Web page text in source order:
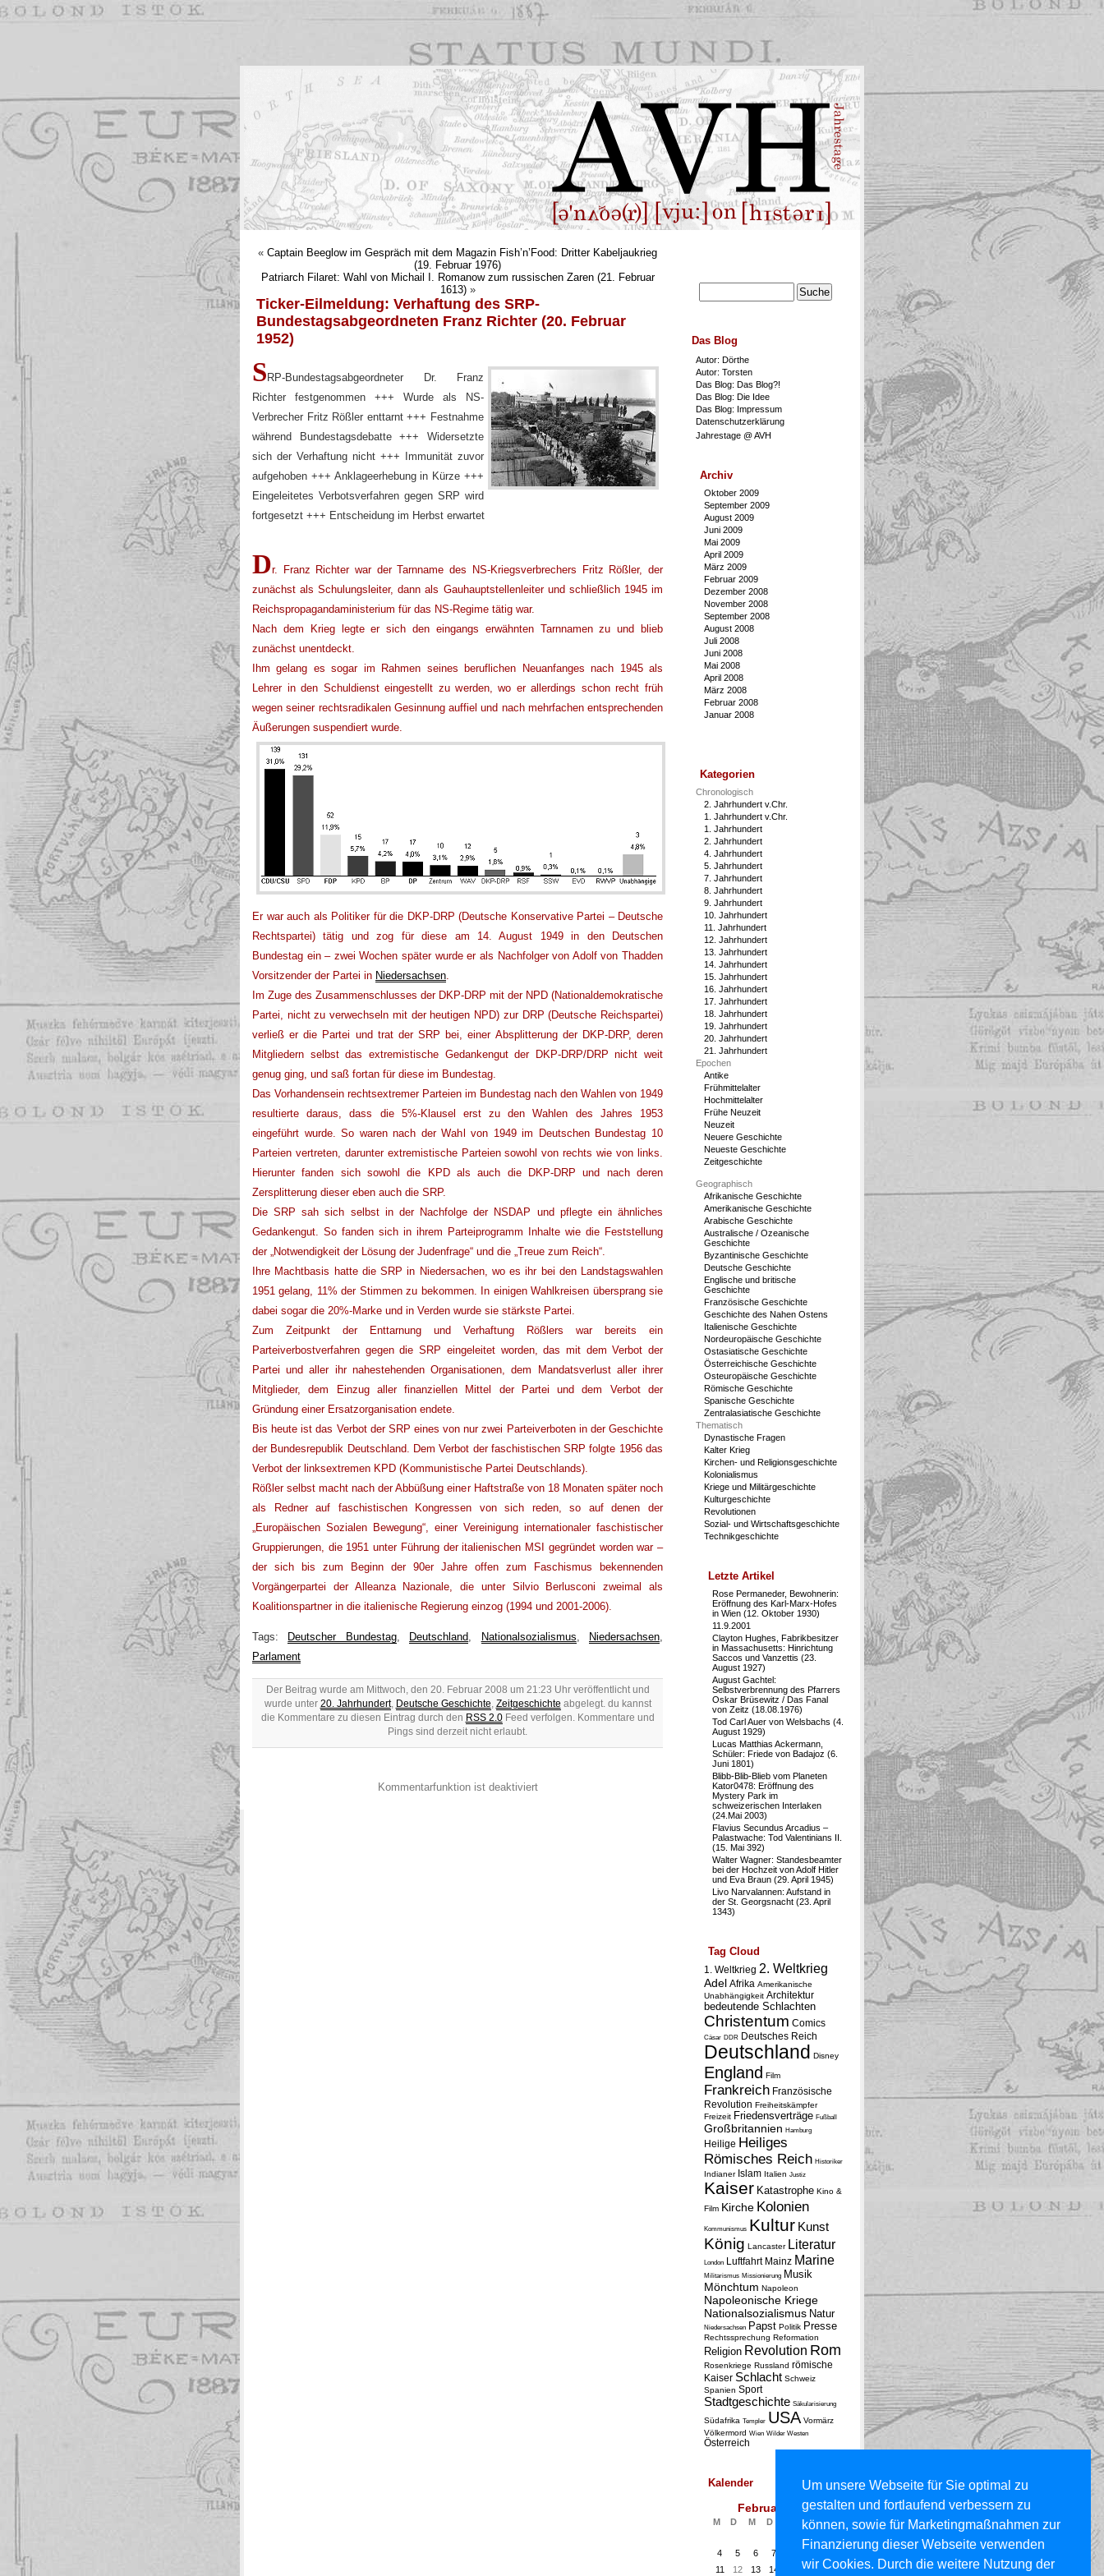
Um unsere Webseite für Sie optimal zu
gestalten und fortlaufend verbessern zu
können, sowie für Marketingmaßnahmen zur
Finanzierung dieser Webseite verwenden
wir Cookies. Durch die weitere Nutzung der
« Captain Beeglow im Gespräch mit dem Magazin Fish’n’Food: Dritter Kabeljaukrieg
(19. Februar 1976)
Patriarch Filaret: Wahl von Michail I. Romanow zum russischen Zaren (21. Februar
1613)»
Ticker-Eilmeldung: Verhaftung des SRP-
Bundestagsabgeordneten Franz Richter (20. Februar
1952)
S RP-Bundestagsabgeordneter Dr. Franz
Richter festgenommen +++ Wurde als NS-
Verbrecher Fritz Rößler enttarnt +++ Festnahme
während Bundestagsdebatte +++ Widersetzte
sich der Verhaftung nicht +++ Immunität zuvor
aufgehoben +++ Anklageerhebung in Kürze +++
Eingeleitetes Verbotsverfahren gegen SRP wird
fortgesetzt +++ Entscheidung im Herbst erwartet
Dr. Franz Richter war der Tarnname des NS-Kriegsverbrechers Fritz Rößler, der
zunächst als Schulungsleiter, dann als Gauhauptstellenleiter und schließlich 1945 im
Reichspropagandaministerium für das NS-Regime tätig war.
Nach dem Krieg legte er sich den eingangs erwähnten Tarnnamen zu und blieb
zunächst unentdeckt.
Ihm gelang es sogar im Rahmen seines beruflichen Neuanfanges nach 1945 als
Lehrer in den Schuldienst eingestellt zu werden, wo er allerdings schon recht früh
wegen seiner rechtsradikalen Gesinnung auffiel und nach mehrfachen entsprechenden
Äußerungen suspendiert wurde.
Er war auch als Politiker für die DKP-DRP (Deutsche Konservative Partei – Deutsche
Rechtspartei) tätig und zog für diese am 14. August 1949 in den Deutschen
Bundestag ein – zwei Wochen später wurde er als Nachfolger von Adolf von Thadden
Vorsitzender der Partei in Niedersachsen.
Im Zuge des Zusammenschlusses der DKP-DRP mit der NPD (Nationaldemokratische
Partei, nicht zu verwechseln mit der heutigen NPD) zur DRP (Deutsche Reichspartei)
verließ er die Partei und trat der SRP bei, einer Absplitterung der DKP-DRP, deren
Mitgliedern selbst das extremistische Gedankengut der DKP-DRP/DRP nicht weit
genug ging, und saß fortan für diese im Bundestag.
Das Vorhandensein rechtsextremer Parteien im Bundestag nach den Wahlen von 1949
resultierte daraus, dass die 5%-Klausel erst zu den Wahlen des Jahres 1953
eingeführt wurde. So waren nach der Wahl von 1949 im Deutschen Bundestag 10
Parteien vertreten, darunter extremistische Parteien sowohl von rechts wie von links.
Hierunter fanden sich sowohl die KPD als auch die DKP-DRP und nach deren
Zersplitterung dieser eben auch die SRP.
Die SRP sah sich selbst in der Nachfolge der NSDAP und pflegte ein ähnliches
Gedankengut. So fanden sich in ihrem Parteiprogramm Inhalte wie die Feststellung
der „Notwendigkeit der Lösung der Judenfrage“ und die „Treue zum Reich“.
Ihre Machtbasis hatte die SRP in Niedersachen, wo es ihr bei den Landstagswahlen
1951 gelang, 11% der Stimmen zu bekommen. In einigen Wahlkreisen übersprang sie
dabei sogar die 20%-Marke und in Verden wurde sie stärkste Partei.
Zum Zeitpunkt der Enttarnung und Verhaftung Rößlers war bereits ein
Parteiverbostverfahren gegen die SRP eingeleitet worden, das mit dem Verbot der
Partei und aller ihr nahestehenden Organisationen, dem Mandatsverlust aller ihrer
Mitglieder, dem Einzug aller finanziellen Mittel der Partei und dem Verbot der
Gründung einer Ersatzorganisation endete.
Bis heute ist das Verbot der SRP eines von nur zwei Parteiverboten in der Geschichte
der Bundesrepublik Deutschland. Dem Verbot der faschistischen SRP folgte 1956 das
Verbot der linksextremen KPD (Kommunistische Partei Deutschlands).
Rößler selbst macht nach der Abbüßung einer Haftstraße von 18 Monaten später noch
als Redner auf faschistischen Kongressen von sich reden, so auf denen der
„Europäischen Sozialen Bewegung“, einer Vereinigung internationaler faschistischer
Gruppierungen, die 1951 unter Führung der italienischen MSI gegründet worden war –
der sich bis zum Beginn der 90er Jahre offen zum Faschismus bekennenden
Vorgängerpartei der Alleanza Nazionale, die unter Silvio Berlusconi zweimal als
Koalitionspartner in die italienische Regierung einzog (1994 und 2001-2006).
Tags: Deutscher Bundestag, Deutschland, Nationalsozialismus, Niedersachsen,
Parlament
Der Beitrag wurde am Mittwoch, den 20. Februar 2008 um 21:23 Uhr veröffentlicht und
wurde unter 20. Jahrhundert, Deutsche Geschichte Zeitgeschichte abgelegt. du kannst
die Kommentare zu diesen Eintrag durch den RSS 2.0Feed verfolgen. Kommentare und
Pings sind derzeit nicht erlaubt.
Kommentarfunktion ist deaktiviert
Das Blog
Autor: Dörthe
Autor: Torsten
Das Blog: Das Blog?!
Das Blog: Die Idee
Das Blog: Impressum
Datenschutzerklärung
Jahrestage @ AVH
Archiv
Oktober 2009
September 2009
August 2009
Juni 2009
Mai 2009
April 2009
März 2009
Februar 2009
Dezember 2008
November 2008
September 2008
August 2008
Juli 2008
Juni 2008
Mai 2008
April 2008
März 2008
Februar 2008
Januar 2008
Kategorien
Chronologisch
2. Jahrhundert v.Chr.
1. Jahrhundert v.Chr.
1. Jahrhundert
2. Jahrhundert
4. Jahrhundert
5. Jahrhundert
7. Jahrhundert
8. Jahrhundert
9. Jahrhundert
10. Jahrhundert
11. Jahrhundert
12. Jahrhundert
13. Jahrhundert
14. Jahrhundert
15. Jahrhundert
16. Jahrhundert
17. Jahrhundert
18. Jahrhundert
19. Jahrhundert
20. Jahrhundert
21. Jahrhundert
Epochen
Antike
Frühmittelalter
Hochmittelalter
Frühe Neuzeit
Neuzeit
Neuere Geschichte
Neueste Geschichte
Zeitgeschichte
Geographisch
Afrikanische Geschichte
Amerikanische Geschichte
Arabische Geschichte
Australische / Ozeanische
Geschichte
Byzantinische Geschichte
Deutsche Geschichte
Englische und britische
Geschichte
Französische Geschichte
Geschichte des Nahen Ostens
Italienische Geschichte
Nordeuropäische Geschichte
Ostasiatische Geschichte
Österreichische Geschichte
Osteuropäische Geschichte
Römische Geschichte
Spanische Geschichte
Zentralasiatische Geschichte
Thematisch
Dynastische Fragen
Kalter Krieg
Kirchen- und Religionsgeschichte
Kolonialismus
Kriege und Militärgeschichte
Kulturgeschichte
Revolutionen
Sozial- und Wirtschaftsgeschichte
Technikgeschichte
Letzte Artikel
Rose Permaneder, Bewohnerin:
Eröffnung des Karl-Marx-Hofes
in Wien (12. Oktober 1930)
11.9.2001
Clayton Hughes, Fabrikbesitzer
in Massachusetts: Hinrichtung
Saccos und Vanzettis (23.
August 1927)
August Gachtel:
Selbstverbrennung des Pfarrers
Oskar Brüsewitz / Das Fanal
von Zeitz (18.08.1976)
Tod Carl Auer von Welsbachs (4.
August 1929)
Lucas Matthias Ackermann,
Schüler: Friede von Badajoz (6.
Juni 1801)
Blibb-Blib-Blieb vom Planeten
Kator0478: Eröffnung des
Mystery Park im
schweizerischen Interlaken
(24.Mai 2003)
Flavius Secundus Arcadius –
Palastwache: Tod Valentinians II.
(15. Mai 392)
Walter Wagner: Standesbeamter
bei der Hochzeit von Adolf Hitler
und Eva Braun (29. April 1945)
Livo Narvalannen: Aufstand in
der St. Georgsnacht (23. April
1343)
Tag Cloud
1. Weltkrieg 2. Weltkrieg
Adel Afrika Amerikanische
Unabhängigkeit Architektur
bedeutende Schlachten
Christentum Comics
Cäsar DDR Deutsches Reich
Deutschland Disney
England Film
Frankreich Französische
Revolution Freiheitskämpfer
Freizeit Friedensverträge Fußball
Großbritannien Hamburg
Heilige Heiliges
Römisches Reich Historiker
Indianer Islam Italien Justiz
Kaiser Katastrophe Kino &
Film Kirche Kolonien
Kommunismus Kultur Kunst
König Lancaster Literatur
London Luftfahrt Mainz Marine
Militarismus Missionierung Musik
Mönchtum Napoleon
Napoleonische Kriege
Nationalsozialismus Natur
Niedersachsen Papst Politik Presse
Rechtssprechung Reformation
Religion Revolution Rom
Rosenkriege Russland römische
Kaiser Schlacht Schweiz
Spanien Sport
Stadtgeschichte Säkularisierung
Südafrika Templer USA Vormärz
Völkermord Wien Wilder Westen
Österreich
Kalender
Februar 2008
M D M D S
S
4
5 6 7
11
12 13 14 16 17